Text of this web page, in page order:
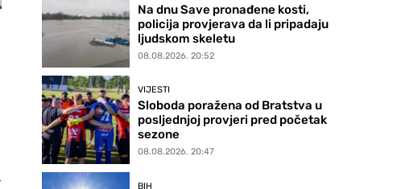
Na dnu Save pronađene kosti,
policija provjerava da li pripadaju
ljudskom skeletu
08.08.2026. 20:52
VIJESTI
Sloboda poražena od Bratstva u
posljednjoj provjeri pred početak
sezone
08.08.2026. 20:47
BIH